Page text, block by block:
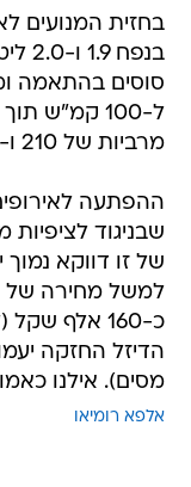
בחזית המנועים
מרביות של 210 ו-215 קמ"ש.
ההפתעה
שבניגוד
של זו דווקא
כ-160 אלף
מסים). אילנו
אלפא רומיאו